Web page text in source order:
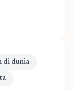
di dunia